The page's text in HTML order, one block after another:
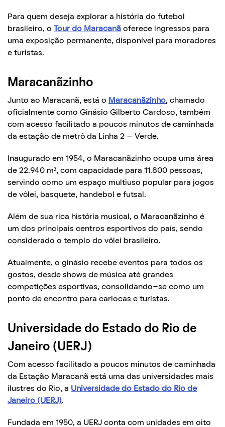
Para quem deseja explorar a história do futebol
brasileiro, o
Tour do Maracanã oferece ingressos para
uma exposição permanente, disponível para moradores
e turistas.
Maracanãzinho
Junto ao Maracanã, está o Maracanãzinho, chamado
oficialmente como Ginásio Gilberto Cardoso, também
com acesso facilitado a poucos minutos de caminhada
da estação de metrô da Linha 2 – Verde.
Inaugurado em 1954, o Maracanãzinho ocupa uma área
de 22.940 m², com capacidade para 11.800 pessoas,
servindo como um espaço multiuso popular para jogos
de vôlei, basquete, handebol e futsal.
Além de sua rica história musical, o Maracanãzinho é
um dos principais centros esportivos do país, sendo
considerado o templo do vôlei brasileiro.
Atualmente, o ginásio recebe eventos para todos os
gostos, desde shows de música até grandes
competições esportivas, consolidando-se como um
ponto de encontro para cariocas e turistas.
Universidade do Estado do Rio de
Janeiro (UERJ)
Com acesso facilitado a poucos minutos de caminhada
da Estação Maracanã está uma das universidades mais
ilustres do Rio, a Universidade do Estado do Rio de
Janeiro (UERJ).
Fundada em 1950, a UERJ conta com unidades em oito